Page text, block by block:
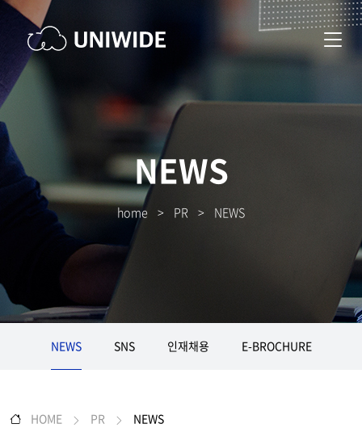
NEWS
home > PR > NEWS
NEWS SNS 인재채용 E-BROCHURE
HOME PR NEWS